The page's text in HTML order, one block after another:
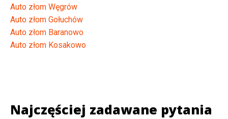
Auto złom Węgrów
Auto złom Gołuchów
Auto złom Baranowo
Auto złom Kosakowo
Najczęściej zadawane pytania